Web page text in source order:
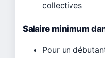
collectives
Salaire minimum
Pour un